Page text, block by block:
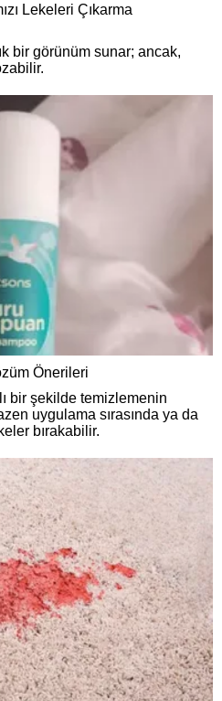
Lekeleri Çıkarma
bir görünüm sunar; ancak,
Önerileri
bir şekilde temizlemenin
uygulama sırasında ya da
bırakabilir.